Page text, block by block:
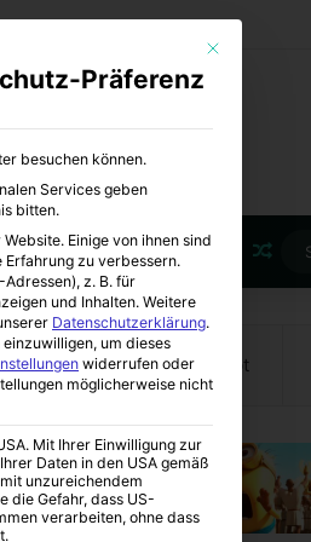
Beliebt
Mit diesem
Präferenz
besuchen können.
Services geben
bitten.
Einige von ihnen sind
Erfahrung zu verbessern.
z. B. für
und Inhalten. Weitere
Datenschutzerklärung.
um dieses
widerrufen oder
möglicherweise nicht
Mit Ihrer Einwilligung zur
Daten in den USA gemäß
unzureichendem
die Gefahr, dass US-
verarbeiten, ohne dass